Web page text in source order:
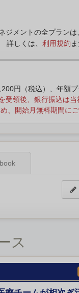
ジメントの全プラン
詳しくは、 利用規約
円（税込）、年額
受領後、銀行振込は
、開始月無料期間に
ス